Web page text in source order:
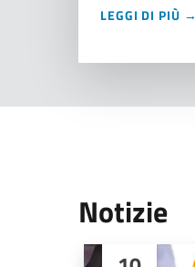
LEGGI DI PIÙ →
Notizie